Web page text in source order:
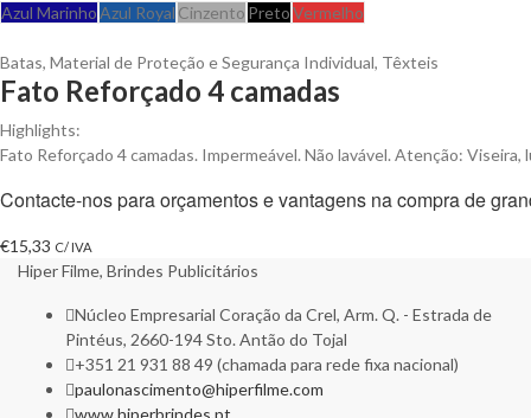
Azul MarinhoAzul Royal Cinzento PretoVermelho
Batas, Material de Proteção e Segurança Individual, Têxteis
Fato Reforçado 4 camadas
Highlights:
Fato Reforçado 4 camadas. Impermeável. Não lavável. Atenção:
Contacte-nos para orçamentos e vantagens na compra de
€15,33 C/ IVA
Hiper Filme, Brindes Publicitários
Núcleo Empresarial Coração da Crel, Arm. Q. - Estrada de
Pintéus, 2660-194 Sto. Antão do Tojal
+351 21 931 88 49 (chamada para rede fixa nacional)
paulonascimento@hiperfilme.com
www.hiperbrindes.pt